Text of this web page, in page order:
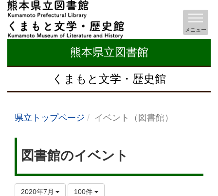
熊本県立図書館
くまもと文学・歴史館
メニュー
県立トップページ イベント（図書館）
図書館のイベント
2020年7月 100件